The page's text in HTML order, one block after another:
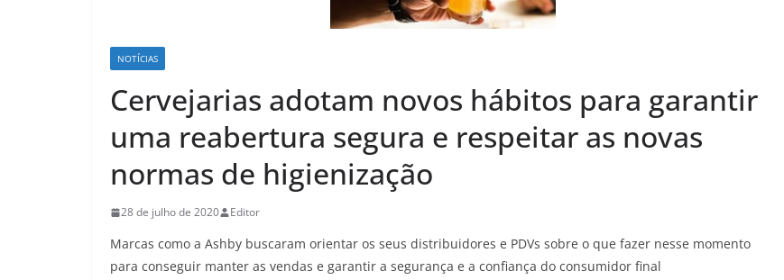
NOTÍCIAS
Cervejarias adotam novos hábitos para garantir
uma reabertura segura e respeitar as novas
normas de higienização
28 de julho de 2020 Editor
Marcas como a Ashby buscaram orientar os seus distribuidores e PDVs sobre o que fazer nesse momento
para conseguir manter as vendas e garantir a segurança e a confiança do consumidor final